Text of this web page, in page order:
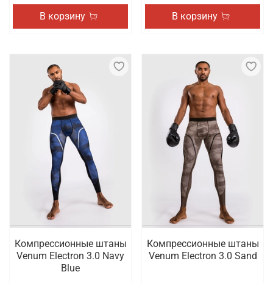
В корзину В корзину
Компрессионные штаны
Venum Electron 3.0 Navy
Blue
Компрессионные штаны
Venum Electron 3.0 Sand